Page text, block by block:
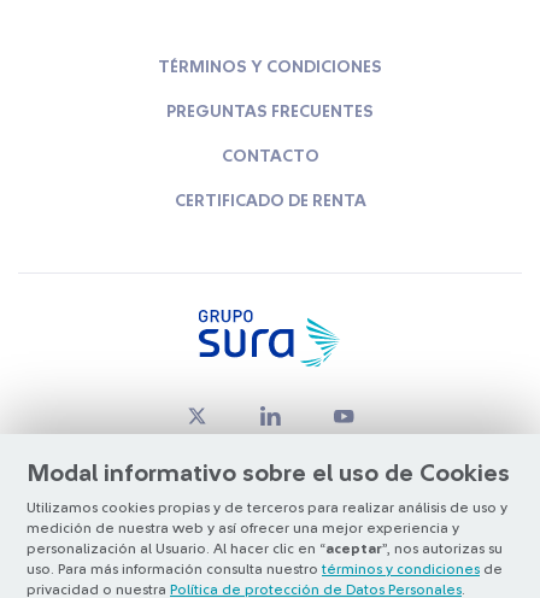
Modal informativo sobre el uso de Cookies
Utilizamos cookies propias y de terceros para realizar análisis de uso y
medición de nuestra web y así ofrecer una mejor experiencia y
personalización al Usuario. Al hacer clic en “aceptar”, nos autorizas su
uso. Para más información consulta nuestro términos y condiciones de
privacidad o nuestra Política de protección de Datos Personales
TÉRMINOS Y CONDICIONES
PREGUNTAS FRECUENTES
CONTACTO
CERTIFICADO DE RENTA
© Copyright Grupo SURA 2026